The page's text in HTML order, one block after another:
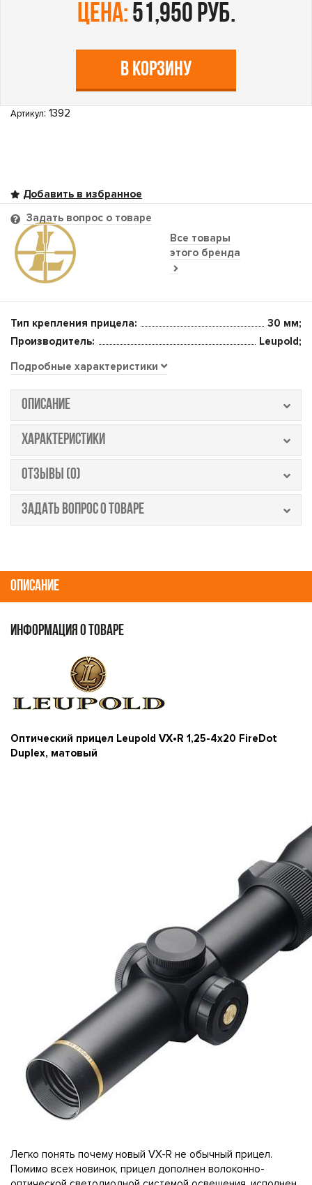
цена: 51,950 руб.
В КОРЗИНУ
Артикул: 1392
Все товары
этого бренда
Задать вопрос о товаре
Тип крепления прицела:
30 мм;
Производитель:
Leupold;
Подробные характеристики
ОПИСАНИЕ
ХАРАКТЕРИСТИКИ
ОТЗЫВЫ (0)
ЗАДАТЬ ВОПРОС О ТОВАРЕ
ОПИСАНИЕ
ИНФОРМАЦИЯ О ТОВАРЕ
Оптический прицел Leupold VX•R 1,25-4x20 FireDot
Duplex, матовый
Легко понять почему новый VX-R не обычный прицел.
Помимо всех новинок, прицел дополнен волоконно-